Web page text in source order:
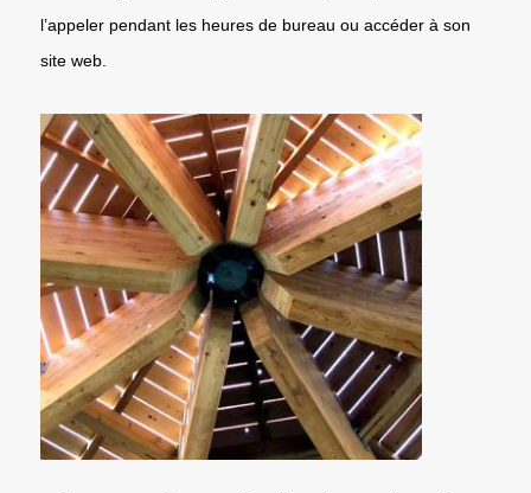
l’appeler pendant les heures de bureau ou accéder à son
site web.